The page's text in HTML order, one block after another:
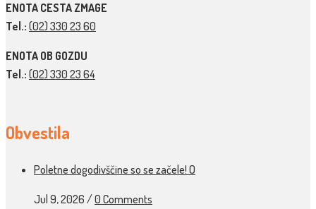
ENOTA CESTA ZMAGE
Tel.: (02) 330 23 60
ENOTA OB GOZDU
Tel.: (02) 330 23 64
Obvestila
Poletne dogodivščine so se začele! O
Jul 9, 2026 /0 Comments